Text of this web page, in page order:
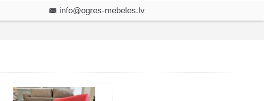
info@ogres-mebeles.lv